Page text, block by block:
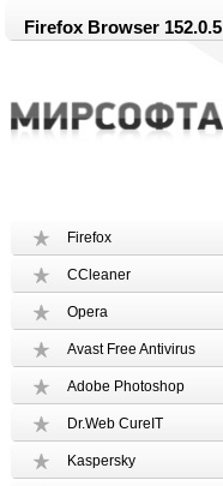
Firefox Browser 152.0.5
Firefox
CCleaner
Opera
Avast Free Antivirus
Adobe Photoshop
Dr.Web CureIT
Kaspersky